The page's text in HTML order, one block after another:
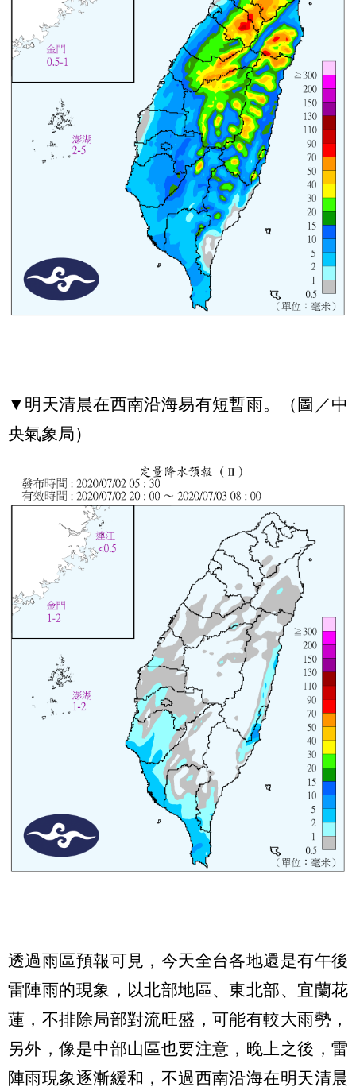
▼明天清晨在西南沿海易有短暫雨。（圖／中
央氣象局）
透過雨區預報可見，今天全台各地還是有午後
雷陣雨的現象，以北部地區、東北部、宜蘭花
蓮，不排除局部對流旺盛，可能有較大雨勢，
另外，像是中部山區也要注意，晚上之後，雷
陣雨現象逐漸緩和，不過西南沿海在明天清晨